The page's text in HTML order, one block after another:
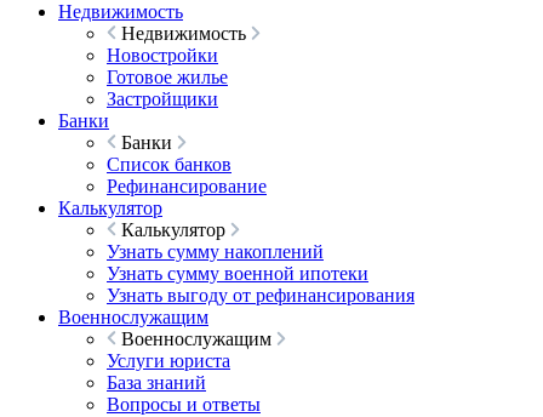
Недвижимость
Недвижимость
Новостройки
Готовое жилье
Застройщики
Банки
Банки
Список банков
Рефинансирование
Калькулятор
Калькулятор
Узнать сумму накоплений
Узнать сумму военной ипотеки
Узнать выгоду от рефинансирования
Военнослужащим
Военнослужащим
Услуги юриста
База знаний
Вопросы и ответы